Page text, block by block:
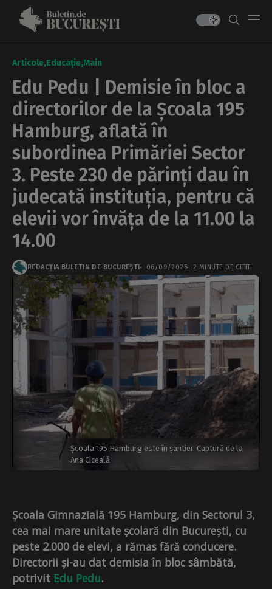
Articole Educație Main
Edu Pedu | Demisie în bloc a
directorilor de la Școala 195
Hamburg, aflată în
subordinea Primăriei Sector
3. Peste 230 de părinți dau în
judecată instituția, pentru că
elevii vor învăța de la 11.00 la
14.00
REDACȚIA BULETIN DE BUCUREȘTI 06/09/2025 2 MINUTE DE CITIT
Școala 195 Hamburg este în șantier. Captură de la
Ana Ciceală
Școala Gimnazială 195 Hamburg, din Sectorul 3,
cea mai mare unitate școlară din București, cu
peste 2.000 de elevi, a rămas fără conducere.
Directorii și-au dat demisia în bloc sâmbătă,
potrivit Edu Pedu.